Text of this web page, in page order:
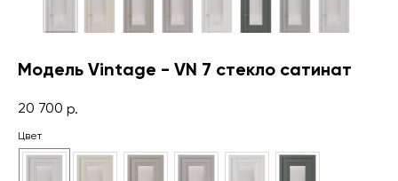
Модель Vintage - VN 7 стекло сатинат
20 700 р.
Цвет